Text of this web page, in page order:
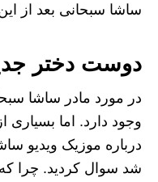
ساشا سبحانی بعد از
دوست دختر
در مورد مادر ساشا
وجود دارد. اما بسیاری
درباره موزیک ویدیو
شد سوال کردید. چرا که